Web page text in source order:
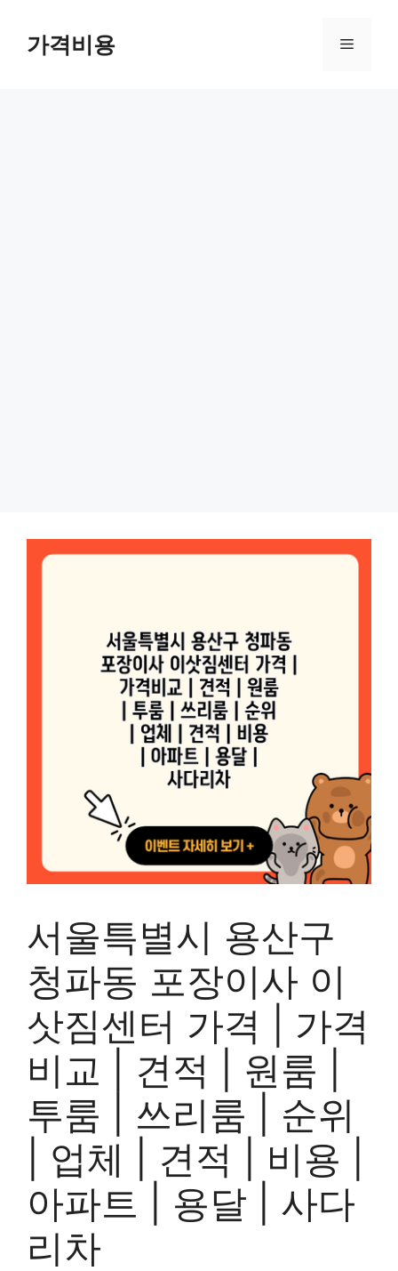
가격비용 메
서울특별시 용산구
청파동 포장이사 이
삿짐센터 가격 | 가격
비교 | 견적 | 원룸 |
투룸 | 쓰리룸 | 순위
| 업체 | 견적 | 비용 |
아파트 | 용달 | 사다
리차